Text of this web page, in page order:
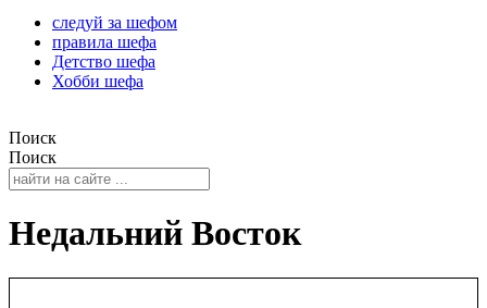
следуй за шефом
правила шефа
Детство шефа
Хобби шефа
Поиск
Поиск
Недальний Восток